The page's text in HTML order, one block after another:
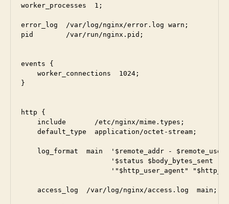
worker_processes  1;
error_log  /var/log/nginx/error.log warn;
pid        /var/run/nginx.pid;
events {
    worker_connections  1024;
}
http {
    include       /etc/nginx/mime.types;
    default_type  application/octet-stream;
log_format  main  '$remote_addr -
'$status $body_bytes_sent
'"$http_user_agent"
    access_log  /var/log/nginx/access.log  main;